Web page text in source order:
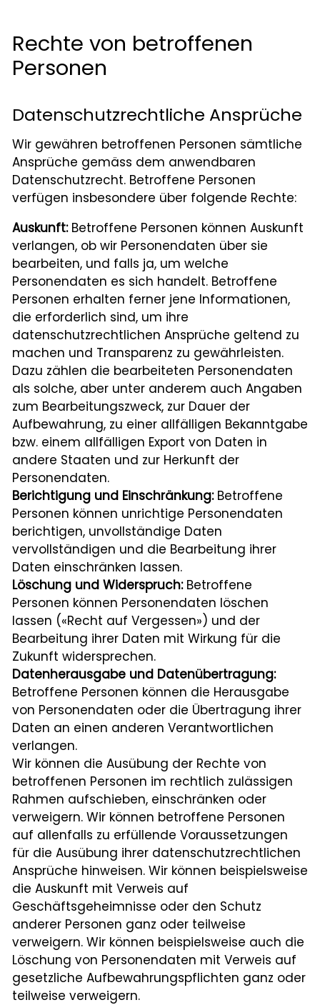
Rechte von betroffenen
Personen
Datenschutzrechtliche Ansprüche
Wir gewähren betroffenen Personen sämtliche
Ansprüche gemäss dem anwendbaren
Datenschutzrecht. Betroffene Personen
verfügen insbesondere über folgende Rechte:
Auskunft:Betroffene Personen können Auskunft
verlangen, ob wir Personendaten über sie
bearbeiten, und falls ja, um welche
Personendaten es sich handelt. Betroffene
Personen erhalten ferner jene Informationen,
die erforderlich sind, um ihre
datenschutzrechtlichen Ansprüche geltend zu
machen und Transparenz zu gewährleisten.
Dazu zählen die bearbeiteten Personendaten
als solche, aber unter anderem auch Angaben
zum Bearbeitungszweck, zur Dauer der
Aufbewahrung, zu einer allfälligen Bekanntgabe
bzw. einem allfälligen Export von Daten in
andere Staaten und zur Herkunft der
Personendaten.
Berichtigung und Einschränkung:Betroffene
Personen können unrichtige Personendaten
berichtigen, unvollständige Daten
vervollständigen und die Bearbeitung ihrer
Daten einschränken lassen.
Löschung und Widerspruch:Betroffene
Personen können Personendaten löschen
lassen («Recht auf Vergessen») und der
Bearbeitung ihrer Daten mit Wirkung für die
Zukunft widersprechen.
Datenherausgabe und Datenübertragung:
Betroffene Personen können die Herausgabe
von Personendaten oder die Übertragung ihrer
Daten an einen anderen Verantwortlichen
verlangen.
Wir können die Ausübung der Rechte von
betroffenen Personen im rechtlich zulässigen
Rahmen aufschieben, einschränken oder
verweigern. Wir können betroffene Personen
auf allenfalls zu erfüllende Voraussetzungen
für die Ausübung ihrer datenschutzrechtlichen
Ansprüche hinweisen. Wir können beispielsweise
die Auskunft mit Verweis auf
Geschäftsgeheimnisse oder den Schutz
anderer Personen ganz oder teilweise
verweigern. Wir können beispielsweise auch die
Löschung von Personendaten mit Verweis auf
gesetzliche Aufbewahrungspflichten ganz oder
teilweise verweigern.